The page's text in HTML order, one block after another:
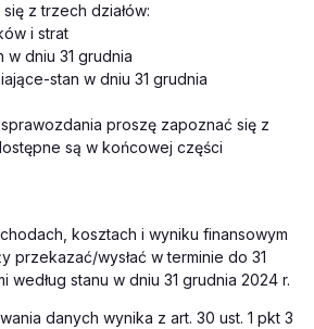
z trzech działów:
i strat
w dniu 31 grudnia
stan w dniu 31 grudnia
proszę zapoznać się z
są w końcowej części
kosztach i wyniku finansowym
przekazać/wysłać w terminie do 31
według stanu w dniu 31 grudnia 2024 r.
danych wynika z art. 30 ust. 1 pkt 3